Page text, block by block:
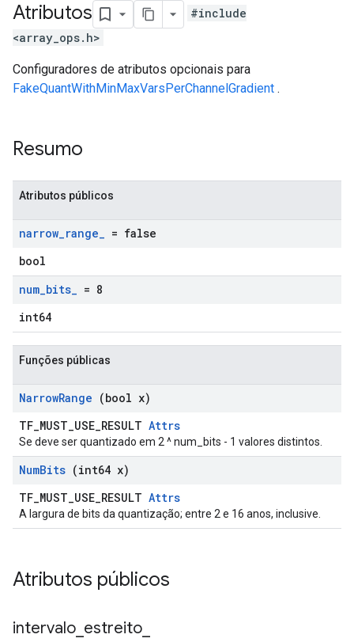
Atributos
#include
<array_ops.h>
Configuradores de atributos opcionais para
FakeQuantWithMinMaxVarsPerChannelGradient .
Resumo
Atributos públicos
narrow_range_ = false
bool
num_bits_ = 8
int64
Funções públicas
NarrowRange (bool x)
TF_MUST_USE_RESULT Attrs
Se deve ser quantizado em 2 ^ num_bits - 1 valores distintos.
NumBits (int64 x)
TF_MUST_USE_RESULT Attrs
A largura de bits da quantização; entre 2 e 16 anos, inclusive.
Atributos públicos
intervalo estreito